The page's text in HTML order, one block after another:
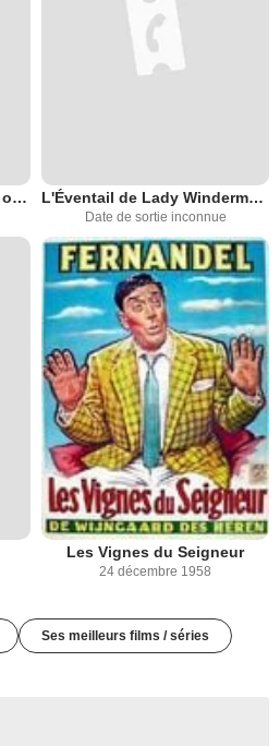
Du mouron pour les petits oiseaux L'Éventail de Lady Windermere
Date de sortie inconnue
Les Vignes du Seigneur
24 décembre 1958
Ses meilleurs films / séries